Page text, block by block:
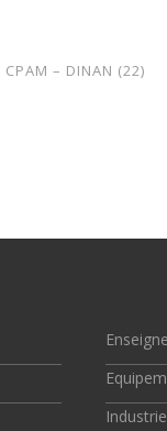
CPAM – DINAN (22)